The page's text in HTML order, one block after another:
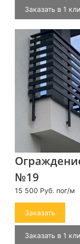
Заказать в 1
№19
15 500 Руб. пог/м
Заказать
Заказать в 1